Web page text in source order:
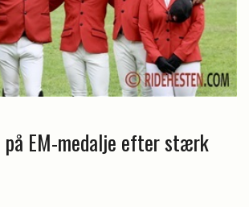
EM-medalje efter stærk